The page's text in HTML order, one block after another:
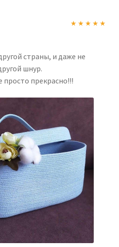
страны, и даже не
шнур.
прекрасно!!!